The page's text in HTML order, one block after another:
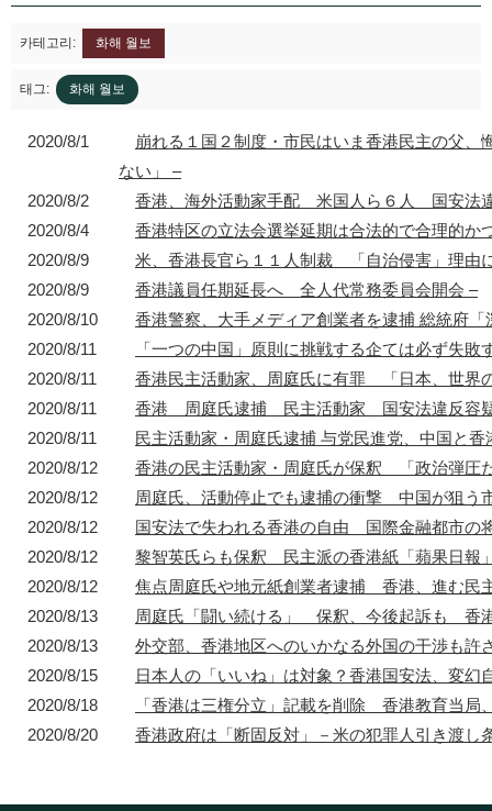
2017年
東京 日本橋
1930年代
北京 前門
北京 前門
現在
台北 衡陽路
1940年代初
ソウル 南大門
카테고리: 화해 월보
태그: 화해 월보
2020/8/1
崩れる１国２制度・市民はいま香港民主の父
ない」 –
2020/8/2
香港、海外活動家手配 米国人ら６人 国安法
2020/8/4
香港特区の立法会選挙延期は合法的で合理的か
2020/8/9
米、香港長官ら１１人制裁 「自治侵害」理由
2020/8/9
香港議員任期延長へ 全人代常務委員会開会 –
2020/8/10
香港警察、大手メディア創業者を逮捕 総統府
2020/8/11
「一つの中国」原則に挑戦する企ては必ず失敗
2020/8/11
香港民主活動家、周庭氏に有罪 「日本、世界
2020/8/11
香港 周庭氏逮捕 民主活動家 国安法違反容
2020/8/11
民主活動家・周庭氏逮捕 与党民進党、中国と
2020/8/12
香港の民主活動家・周庭氏が保釈 「政治弾圧
2020/8/12
周庭氏、活動停止でも逮捕の衝撃 中国が狙う
2020/8/12
国安法で失われる香港の自由 国際金融都市の
2020/8/12
黎智英氏らも保釈 民主派の香港紙「蘋果日報
2020/8/12
焦点周庭氏や地元紙創業者逮捕 香港、進む民
2020/8/13
周庭氏「闘い続ける」 保釈、今後起訴も 香
2020/8/13
外交部、香港地区へのいかなる外国の干渉も許
2020/8/15
日本人の「いいね」は対象？香港国安法、変幻
2020/8/18
「香港は三権分立」記載を削除 香港教育当局
2020/8/20
香港政府は「断固反対」－米の犯罪人引き渡し